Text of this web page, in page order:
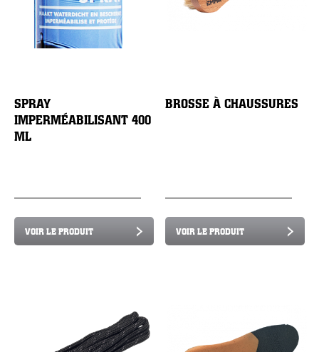
SPRAY
IMPERMÉABILISANT 400
ML
VOIR LE PRODUIT
BROSSE À CHAUSSURES
VOIR LE PRODUIT